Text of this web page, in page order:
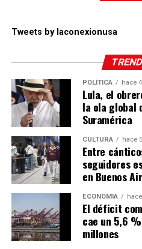
Tweets by laconexionusa
POLÍTICA hace
Lula, el
la ola global
Suramérica
CULTURA hace
Entre
seguidores
en Buenos
ECONOMÍA
El déficit
cae un 5,6
millones